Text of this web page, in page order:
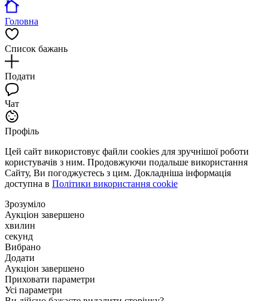
Головна
Список бажань
Подати
Чат
Профіль
Цей сайт використовує файли cookies для зручнішої роботи
користувачів з ним. Продовжуючи подальше використання
Сайту, Ви погоджуєтесь з цим. Докладніша інформація
доступна в Політики використання cookie
Зрозуміло
Аукціон завершено
хвилин
секунд
Вибрано
Додати
Аукціон завершено
Приховати параметри
Усі параметри